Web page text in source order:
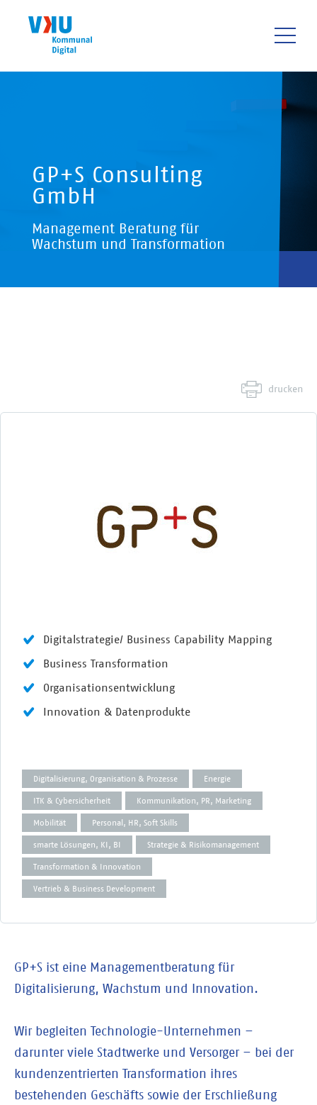
GP+S Consulting
GmbH
Management Beratung für
Wachstum und Transformation
drucken
Digitalstrategie/ Business Capability Mapping
Business Transformation
Organisationsentwicklung
Innovation & Datenprodukte
Digitalisierung, Organisation & Prozesse Energie
ITK & Cybersicherheit Kommunikation, PR, Marketing
Mobilität Personal, HR, Soft Skills
smarte Lösungen, KI, BI Strategie & Risikomanagement
Transformation & Innovation
Vertrieb & Business Development
GP+S ist eine Managementberatung für
Digitalisierung, Wachstum und Innovation.
Wir begleiten Technologie-Unternehmen –
darunter viele Stadtwerke und Versorger – bei der
kundenzentrierten Transformation ihres
bestehenden Geschäfts sowie der Erschließung